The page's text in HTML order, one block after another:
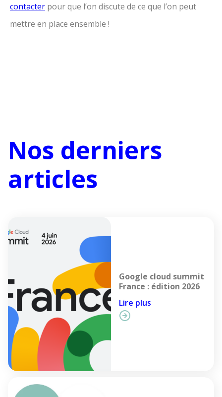
contacter pour que l’on discute de ce que l’on peut
mettre en place ensemble !
Nos derniers
articles
Google cloud summit
France : édition 2026
Lire plus